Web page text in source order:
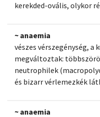
kerekded-ovális, olykor
~ anaemia
vészes vérszegénység,
megváltoztak:
neutrophilek
és bizarr vérlemezkék
~ anaemia